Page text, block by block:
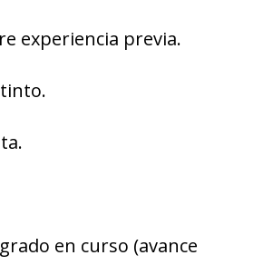
experiencia previa.
en curso (avance